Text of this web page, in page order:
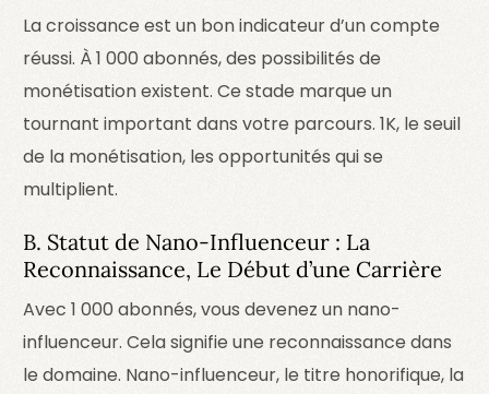
La croissance est un bon indicateur d’un compte
réussi. À 1 000 abonnés, des possibilités de
monétisation existent. Ce stade marque un
tournant important dans votre parcours.1K, le seuil
de la monétisation, les opportunités qui se
multiplient.
B. Statut de Nano-Influenceur : La
Reconnaissance, Le Début d’une Carrière
Avec 1 000 abonnés, vous devenez un nano-
influenceur. Cela signifie une reconnaissance dans
le domaine. Nano-influenceur, le titre honorifique, la